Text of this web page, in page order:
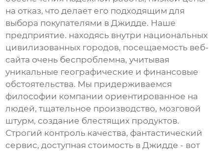
на отказ, что делает его подходящим для
выбора покупателями в Джидде. Наше
предприятие. находясь внутри национальных
цивилизованных городов, посещаемость веб-
сайта очень беспроблемна, учитывая
уникальные географические и финансовые
обстоятельства. Мы придерживаемся
философии компании ориентированное на
людей, тщательное производство, мозговой
штурм, создание блестящих продуктов.
Строгий контроль качества, фантастический
сервис, доступная стоимость в Джидде - вот